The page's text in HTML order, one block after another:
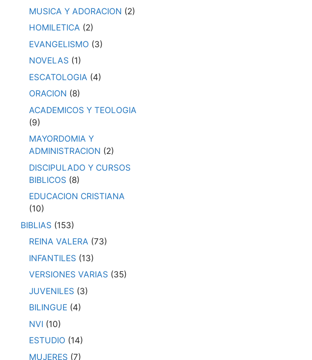
MUSICA Y ADORACION (2)
HOMILETICA (2)
EVANGELISMO (3)
NOVELAS (1)
ESCATOLOGIA (4)
ORACION (8)
ACADEMICOS Y TEOLOGIA
(9)
MAYORDOMIA Y
ADMINISTRACION (2)
DISCIPULADO Y CURSOS
BIBLICOS (8)
EDUCACION CRISTIANA
(10)
BIBLIAS (153)
REINA VALERA (73)
INFANTILES (13)
VERSIONES VARIAS (35)
JUVENILES (3)
BILINGUE (4)
NVI (10)
ESTUDIO (14)
MUJERES (7)